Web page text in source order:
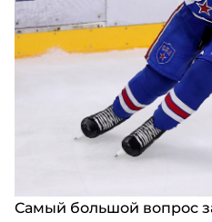
Самый большой вопрос